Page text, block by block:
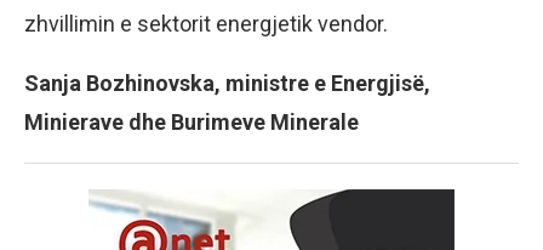
zhvillimin e sektorit energjetik vendor.
Sanja Bozhinovska, ministre e Energjisë,
Minierave dhe Burimeve Minerale